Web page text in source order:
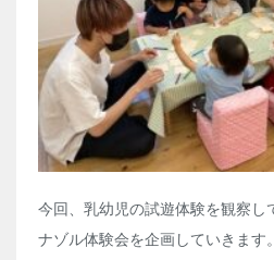
今回、乳幼児の試遊体験を観察し
ナゾル体験会を企画していきます